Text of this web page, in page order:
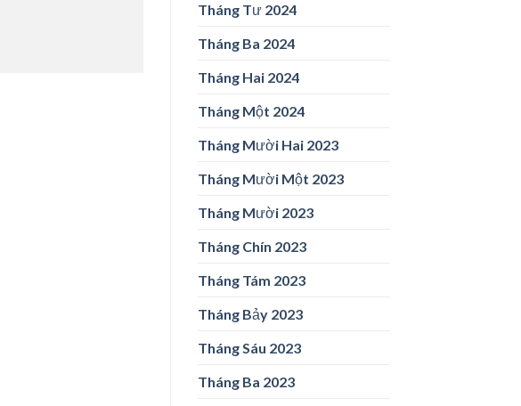
Tháng Tư 2024
Tháng Ba 2024
Tháng Hai 2024
Tháng Một 2024
Tháng Mười Hai 2023
Tháng Mười Một 2023
Tháng Mười 2023
Tháng Chín 2023
Tháng Tám 2023
Tháng Bảy 2023
Tháng Sáu 2023
Tháng Ba 2023